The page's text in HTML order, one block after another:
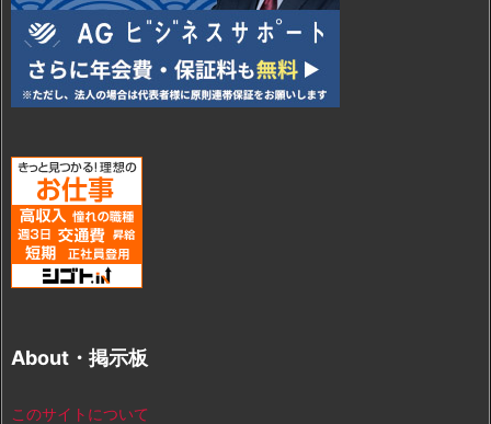
About・掲示板
このサイトについて